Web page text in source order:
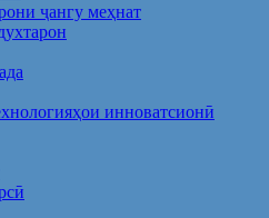
ҷангу меҳнат
инноватсионӣ